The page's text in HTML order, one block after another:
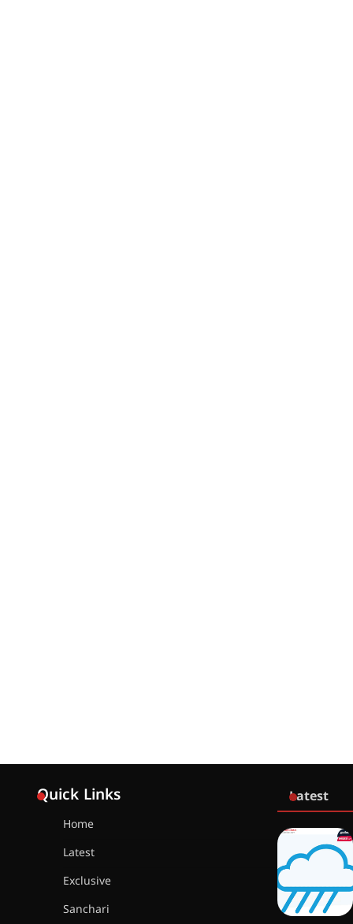
Quick Links
Home
Latest
Exclusive
Sanchari
Latest